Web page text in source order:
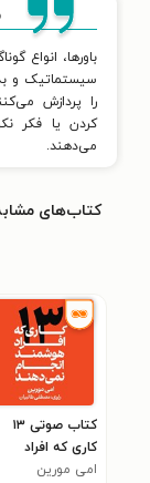
باورها، انواع
سیستماتیک و
را پردازش
کردن یا فکر
می‌دهند.
کتاب‌های
کتاب صوتی ۱۳
کاری که افراد
هوشمند انجام نمی‌
امی مورین